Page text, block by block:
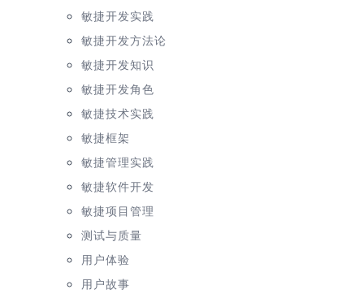
敏捷开发实践
敏捷开发方法论
敏捷开发知识
敏捷开发角色
敏捷技术实践
敏捷框架
敏捷管理实践
敏捷软件开发
敏捷项目管理
测试与质量
用户体验
用户故事